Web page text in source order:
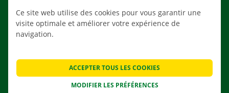
NOS SERVICES
AGENCES
SOLUTIONS DE DÉMÉNAGEMENT
Ce site web utilise des cookies pour vous garantir une
visite optimale et améliorer votre expérience de
navigation.
MODIFIER LES PRÉFÉRENCES
ACCEPTER TOUS LES COOKIES